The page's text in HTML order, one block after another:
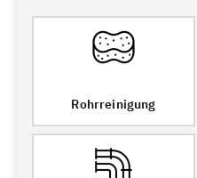
Rohrreinigung